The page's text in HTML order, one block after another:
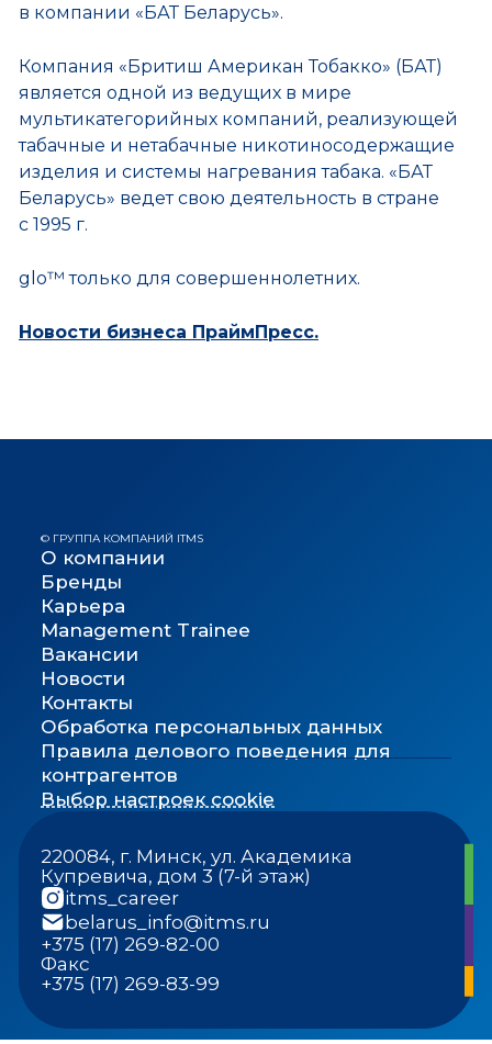
в компании «БАТ Беларусь».
Компания «Бритиш Американ Тобакко» (БАТ)
является одной из ведущих в мире
мультикатегорийных компаний, реализующей
табачные и нетабачные никотиносодержащие
изделия и системы нагревания табака. «БАТ
Беларусь» ведет свою деятельность в стране
с 1995 г.
glo™ только для совершеннолетних.
Новости бизнеса ПраймПресс.
© ГРУППА КОМПАНИЙ ITMS
О компании
Бренды
Карьера
Management Trainee
Вакансии
Новости
Контакты
Обработка персональных данных
Правила делового поведения для
контрагентов
Выбор настроек cookie
220084, г. Минск, ул. Академика
Купревича, дом 3 (7-й этаж)
itms_career
belarus_info@itms.ru
+375 (17) 269-82-00
Факс
+375 (17) 269-83-99